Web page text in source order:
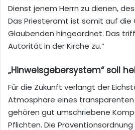
Dienst jenem Herrn zu dienen,
Das Priesteramt ist somit auf die
Glaubenden hingeordnet. Das
Autorität in der Kirche zu.“
„Hinweisgebersystem“ soll
Für die Zukunft verlangt der
Atmosphäre eines transparenten
gehören gut umschriebene
Pflichten. Die Präventionsordnung